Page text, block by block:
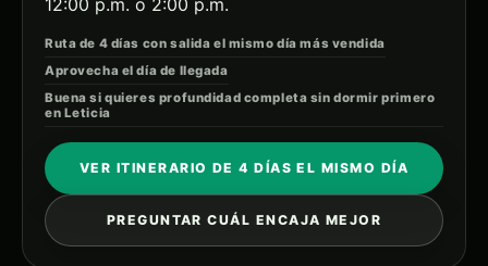
Ruta de 4 días con salida el mismo día más vendida
Aprovecha el día de llegada
Buena si quieres profundidad completa sin dormir primero
en Leticia
VER ITINERARIO DE 4 DÍAS EL MISMO DÍA
PREGUNTAR CUÁL ENCAJA MEJOR